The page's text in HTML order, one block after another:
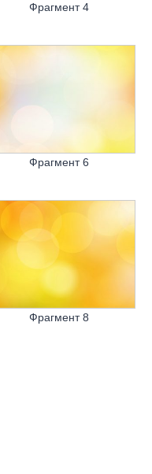
Фрагмент 4
Фрагмент 6
Фрагмент 8